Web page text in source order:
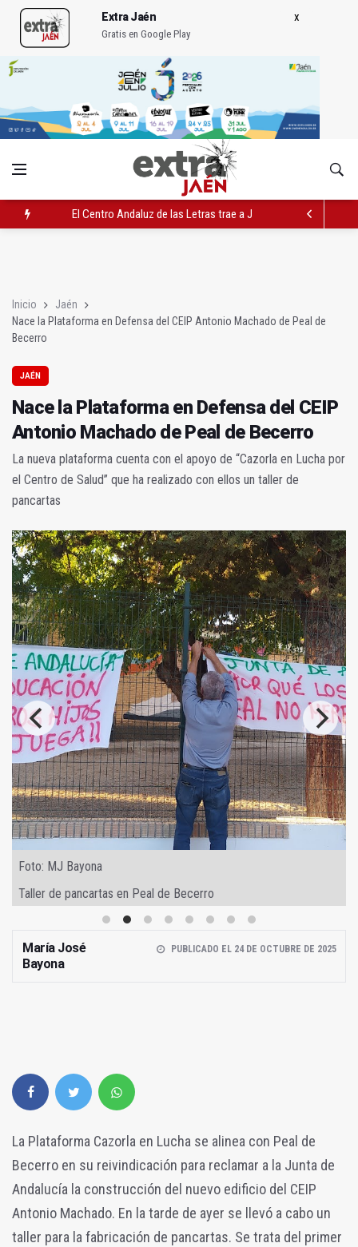
Extra Jaén
Gratis en Google Play
El Centro Andaluz de las Letras trae a Jaén al filósofo Omar
Inicio
Jaén
Nace la Plataforma en Defensa del CEIP Antonio Machado de Peal de
Becerro
JAÉN
Nace la Plataforma en Defensa del CEIP
Antonio Machado de Peal de Becerro
La nueva plataforma cuenta con el apoyo de “Cazorla en Lucha por
el Centro de Salud” que ha realizado con ellos un taller de
pancartas
Foto: MJ Bayona
Taller de pancartas en Peal de Becerro
María José
Bayona
PUBLICADO EL 24 DE OCTUBRE DE 2025
La Plataforma Cazorla en Lucha se alinea con Peal de
Becerro en su reivindicación para reclamar a la Junta de
Andalucía la construcción del nuevo edificio del CEIP
Antonio Machado. En la tarde de ayer se llevó a cabo un
taller para la fabricación de pancartas. Se trata del primer